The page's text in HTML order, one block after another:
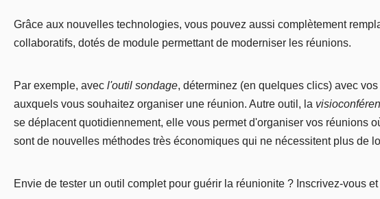
Grâce aux nouvelles technologies, vous pouvez aussi complètement
collaboratifs, dotés de module permettant de moderniser les réunions.
Par exemple, avec l'outil sondage, déterminez (en quelques clics) avec
auxquels vous souhaitez organiser une réunion. Autre outil, la
se déplacent quotidiennement, elle vous permet d'organiser vos réunions
sont de nouvelles méthodes très économiques qui ne nécessitent plus de
Envie de tester un outil complet pour guérir la réunionite ? Inscrivez-vous et